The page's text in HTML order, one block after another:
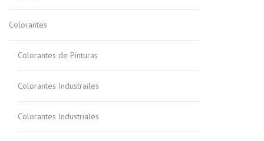
Colorantes
Colorantes de Pinturas
Colorantes Industrailes
Colorantes Industriales